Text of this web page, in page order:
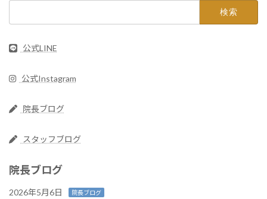
公式LINE
公式Instagram
院長ブログ
スタッフブログ
院長ブログ
2026年5月6日 院長ブログ